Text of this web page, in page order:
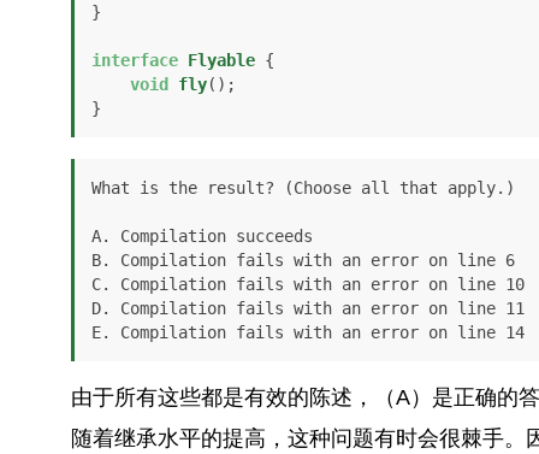
}
interface Flyable {
void
fly() ;
}
What is the result? (Choose all that apply.)
A. Compilation succeeds
B. Compilation fails with an error on line 6
C. Compilation fails with an error on line 10
D. Compilation fails with an error on line 11
E. Compilation fails with an error on line 14
由于所有这些都是有效的陈述，（A）是正确的
随着继承水平的提高，这种问题有时会很棘手。